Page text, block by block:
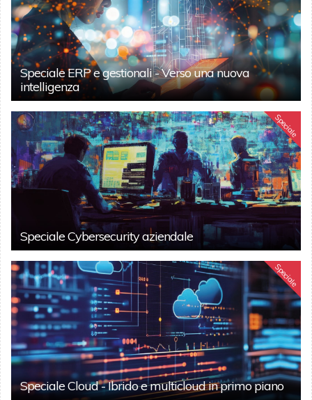
Speciale ERP e gestionali - Verso una nuova
intelligenza
Speciale
Speciale Cybersecurity aziendale
Speciale
Speciale Cloud - Ibrido e multicloud in primo piano